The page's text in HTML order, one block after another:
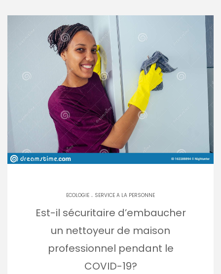
ECOLOGIE . SERVICE A LA PERSONNE
Est-il sécuritaire d’embaucher
un nettoyeur de maison
professionnel pendant le
COVID-19?